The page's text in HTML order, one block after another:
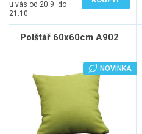
u vás od 20.9. do
21.10.
Polštář 60x60cm A902
NOVINKA